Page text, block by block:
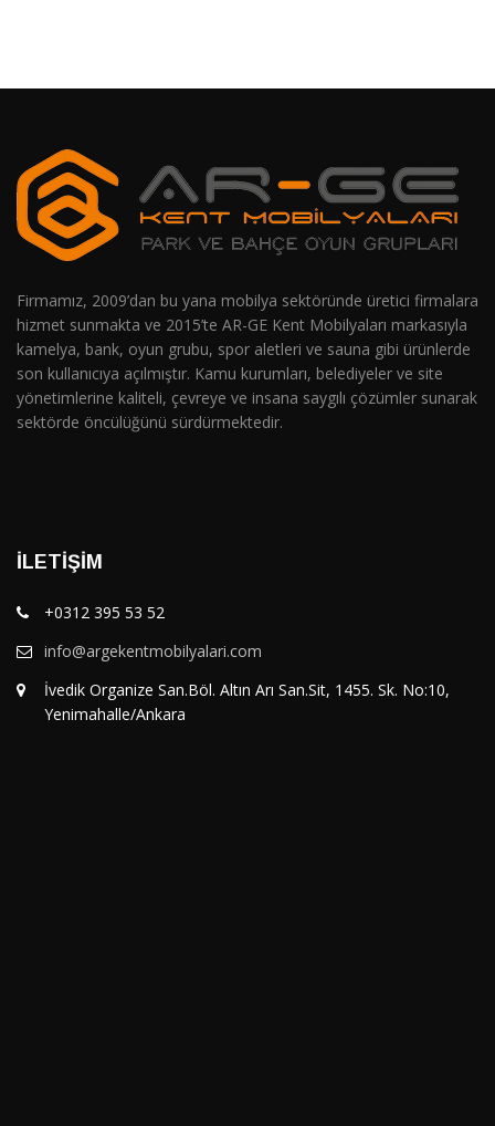
Firmamız, 2009’dan bu yana mobilya sektöründe üretici firmalara
hizmet sunmakta ve 2015’te AR-GE Kent Mobilyaları markasıyla
kamelya, bank, oyun grubu, spor aletleri ve sauna gibi ürünlerde
son kullanıcıya açılmıştır. Kamu kurumları, belediyeler ve site
yönetimlerine kaliteli, çevreye ve insana saygılı çözümler sunarak
sektörde öncülüğünü sürdürmektedir.
İLETIŞIM
+0312 395 53 52
info@argekentmobilyalari.com
İvedik Organize San.Böl. Altın Arı San.Sit, 1455. Sk. No:10,
Yenimahalle/Ankara